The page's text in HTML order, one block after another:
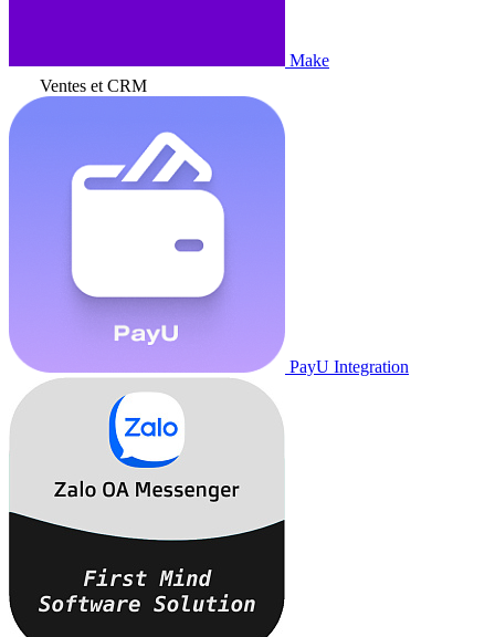
Make
Ventes et CRM
PayU Integration